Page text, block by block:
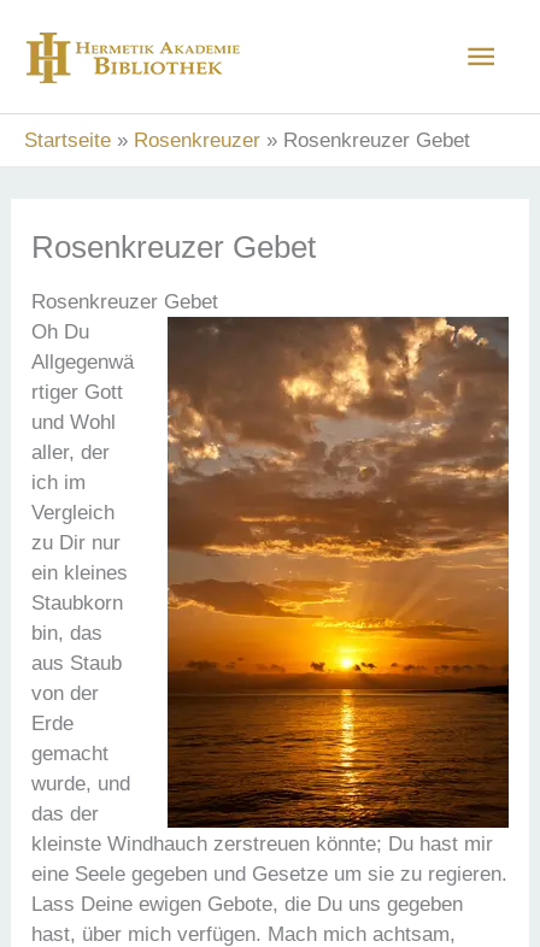
Inhalt
springen
Startseite Rosenkreuzer Rosenkreuzer Gebet
Rosenkreuzer Gebet
Rosenkreuzer Gebet
Oh Du
Allgegenwä
rtiger Gott
und Wohl
aller, der
ich im
Vergleich
zu Dir nur
ein kleines
Staubkorn
bin, das
aus Staub
von der
Erde
gemacht
wurde, und
das der
kleinste Windhauch zerstreuen könnte; Du hast mir
eine Seele gegeben und Gesetze um sie zu regieren.
Lass Deine ewigen Gebote, die Du uns gegeben
hast, über mich verfügen. Mach mich achtsam,